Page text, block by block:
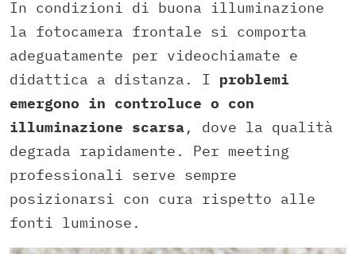
In condizioni di buona illuminazione
la fotocamera frontale si comporta
adeguatamente per videochiamate e
didattica a distanza. I problemi
emergono in controluce o con
illuminazione scarsa, dove la qualità
degrada rapidamente. Per meeting
professionali serve sempre
posizionarsi con cura rispetto alle
fonti luminose.